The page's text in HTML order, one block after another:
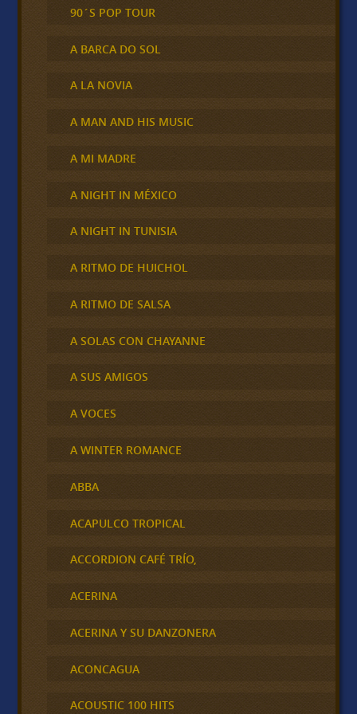
90´S POP TOUR
A BARCA DO SOL
A LA NOVIA
A MAN AND HIS MUSIC
A MI MADRE
A NIGHT IN MÉXICO
A NIGHT IN TUNISIA
A RITMO DE HUICHOL
A RITMO DE SALSA
A SOLAS CON CHAYANNE
A SUS AMIGOS
A VOCES
A WINTER ROMANCE
ABBA
ACAPULCO TROPICAL
ACCORDION CAFÉ TRÍO,
ACERINA
ACERINA Y SU DANZONERA
ACONCAGUA
ACOUSTIC 100 HITS